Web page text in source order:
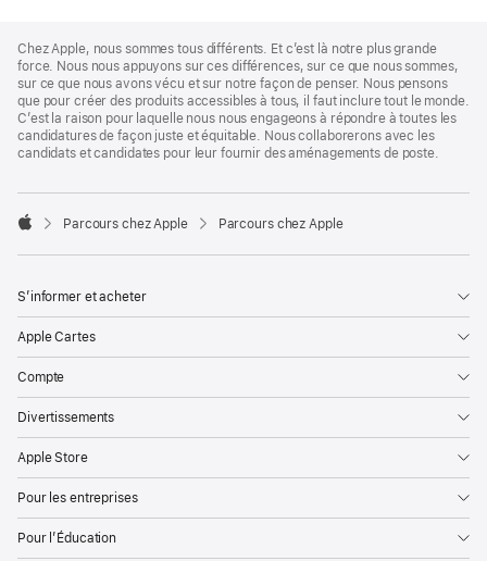
Footer
Chez Apple, nous sommes tous différents. Et c’est là notre plus grande
force. Nous nous appuyons sur ces différences, sur ce que nous sommes,
sur ce que nous avons vécu et sur notre façon de penser. Nous pensons
que pour créer des produits accessibles à tous, il faut inclure tout le monde.
C’est la raison pour laquelle nous nous engageons à répondre à toutes les
candidatures de façon juste et équitable. Nous collaborerons avec les
candidats et candidates pour leur fournir des aménagements de poste.

Parcours chez Apple Parcours chez Apple
S’informer et acheter
Apple Cartes
Compte
Divertissements
Apple Store
Pour les entreprises
Pour l’Éducation